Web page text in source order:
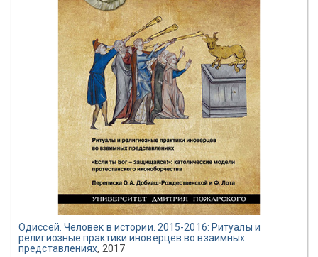
Одиссей. Человек в истории. 2015-2016: Ритуалы и
религиозные практики иноверцев во взаимных
представлениях, 2017